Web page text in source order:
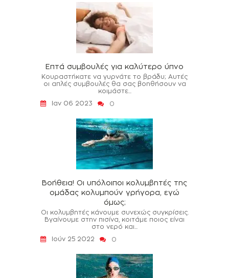
Επτά συμβουλές για καλύτερο ύπνο
Κουραστήκατε να γυρνάτε το βράδυ; Αυτές
οι απλές συμβουλές θα σας βοηθήσουν να
κοιμάστε...
Ιαν 06 2023
0
Βοήθεια! Οι υπόλοιποι κολυμβητές της
ομάδας κολυμπούν γρήγορα, εγώ
όμως;
Οι κολυμβητές κάνουμε συνεχώς συγκρίσεις.
Βγαίνουμε στην πισίνα, κοιτάμε ποιος είναι
στο νερό και...
Ιούν 25 2022
0